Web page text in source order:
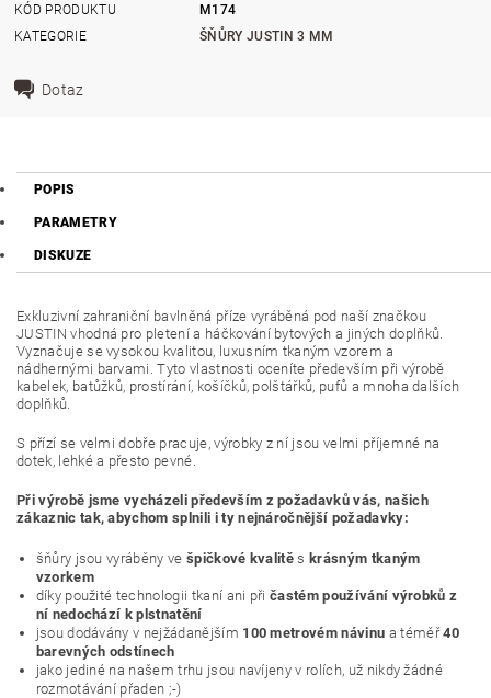
KÓD PRODUKTU
M174
KATEGORIE
ŠŇŮRY JUSTIN 3 MM
Dotaz
POPIS
PARAMETRY
DISKUZE
Exkluzivní zahraniční bavlněná příze vyráběná pod naší značkou
JUSTIN vhodná pro pletení a háčkování bytových a jiných doplňků.
Vyznačuje se vysokou kvalitou, luxusním tkaným vzorem a
nádhernými barvami. Tyto vlastnosti oceníte především při výrobě
kabelek, batůžků, prostírání, košíčků, polštářků, pufů a mnoha dalších
doplňků.
S přízí se velmi dobře pracuje, výrobky z ní jsou velmi příjemné na
dotek, lehké a přesto pevné.
Při výrobě jsme vycházeli především z požadavků vás, našich
zákaznic tak, abychom splnili i ty nejnáročnější požadavky:
šňůry jsou vyráběny ve špičkové kvalitě s krásným tkaným
vzorkem
díky použité technologii tkaní ani přičastém používání výrobků z
ní nedochází k plstnatění
jsou dodávány v nejžádanějším 100 metrovém návinu a téměř40
barevných odstínech
jako jediné na našem trhu jsou navíjeny v rolích, už nikdy žádné
rozmotávání přaden ;-)